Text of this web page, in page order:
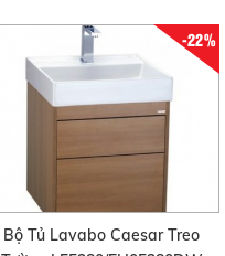
-22%
Bộ Tủ Lavabo Caesar Treo